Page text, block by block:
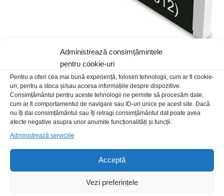
Administrează consimțămintele
pentru cookie-uri
Pentru a oferi cea mai bună experiență, folosim tehnologii, cum ar fi cookie-
uri, pentru a stoca și/sau accesa informațiile despre dispozitive.
Consimțământul pentru aceste tehnologii ne permite să procesăm date,
cum ar fi comportamentul de navigare sau ID-uri unice pe acest site. Dacă
nu îți dai consimțământul sau îți retragi consimțământul dat poate avea
afecte negative asupra unor anumite funcționalități și funcții.
Administrează serviciile
Acceptă
Vezi preferințele
R 0.6W 12k metal
/100buc
R SMD 2W 10R 2512 Thick
3,00lei/Buc
Stoc epuizat